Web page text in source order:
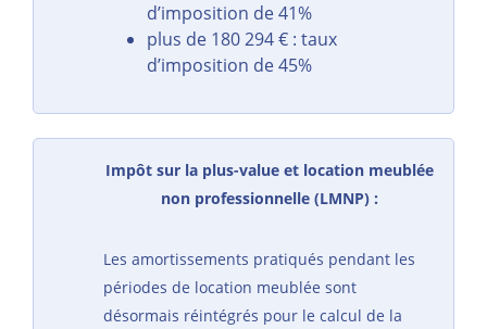
d’imposition de 41%
plus de 180 294 € : taux
d’imposition de 45%
Impôt sur la plus-value et location meublée
non professionnelle (LMNP) :
Les amortissements pratiqués pendant les
périodes de location meublée sont
désormais réintégrés pour le calcul de la